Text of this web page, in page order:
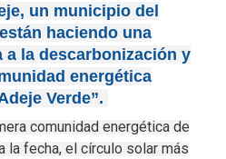
un municipio del
haciendo una
la descarbonización y
energética
Verde”.
comunidad energética de
la fecha, el círculo solar más